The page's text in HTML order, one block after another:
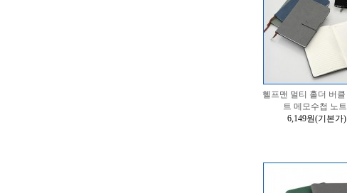
헬프맨 멀티 홀더 버
트 메모수첩 노
6,149원(기본가)